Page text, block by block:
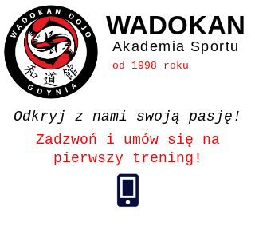
WADOKAN
Akademia Sportu
od 1998 roku
Odkryj z nami swoją pasję!
Zadzwoń i umów się na
pierwszy trening!